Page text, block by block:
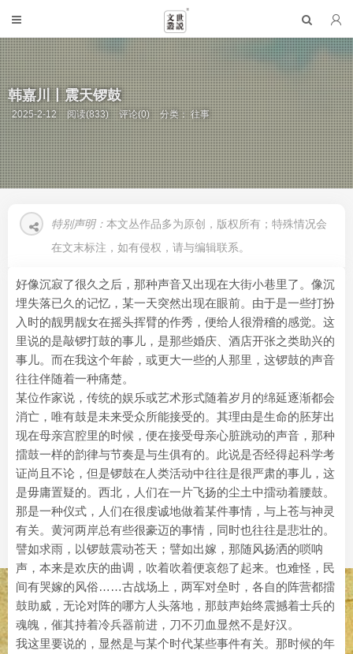
韩嘉川丨震天锣鼓
2025-2-12 阅读(833) 评论(0) 分类：往事
特别声明： 本文丛作品多为原创，版权所有；特殊情况会
在文末标注，如有侵权，请与编辑联系。
好像沉寂了很久之后，那种声音又出现在大街小巷里了。像沉
埋失落已久的记忆，某一天突然出现在眼前。由于是一些打扮
入时的靓男靓女在摇头挥臂的作秀，便给人很滑稽的感觉。这
里说的是敲锣打鼓的事儿，是那些婚庆、酒店开张之类助兴的
事儿。而在我这个年龄，或更大一些的人那里，这锣鼓的声音
往往伴随着一种痛楚。
某位作家说，传统的娱乐或艺术形式随着岁月的绵延逐渐都会
消亡，唯有鼓是未来受众所能接受的。其理由是生命的胚芽出
现在母亲宫腔里的时候，便在接受母亲心脏跳动的声音，那种
擂鼓一样的韵律与节奏是与生俱有的。此说是否经得起科学考
证尚且不论，但是锣鼓在人类活动中往往是很严肃的事儿，这
是毋庸置疑的。西北，人们在一片飞扬的尘土中擂动着腰鼓。
那是一种仪式，人们在很虔诚地做着某件事情，与上苍与神灵
有关。黄河两岸总有些很豪迈的事情，同时也往往是悲壮的。
譬如求雨，以锣鼓震动苍天；譬如出嫁，那随风扬洒的唢呐
声，本来是欢庆的曲调，吹着吹着便哀怨了起来。也难怪，民
间有哭嫁的风俗……古战场上，两军对垒时，各自的阵营都擂
鼓助威，无论对阵的哪方人头落地，那鼓声始终震撼着士兵的
魂魄，催其持着冷兵器前进，刀不刃血显然不是好汉。
我这里要说的，显然是与某个时代某些事件有关。那时候的年